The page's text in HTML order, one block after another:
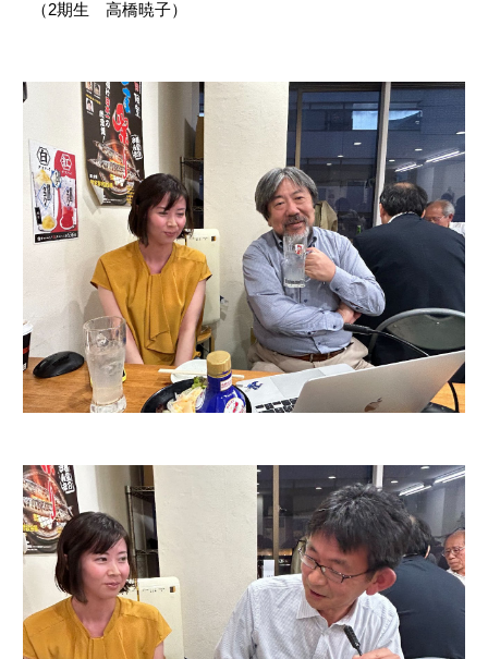
（2期生 高橋暁子）